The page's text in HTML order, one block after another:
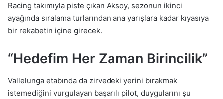
Racing takımıyla piste çıkan Aksoy, sezonun ikinci
ayağında sıralama turlarından ana yarışlara kadar kıyasıya
bir rekabetin içine girecek.
“Hedefim Her Zaman Birincilik”
Vallelunga etabında da zirvedeki yerini bırakmak
istemediğini vurgulayan başarılı pilot, duygularını şu